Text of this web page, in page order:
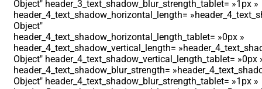
Object″ header_3_text_shadow_blur_strength_tablet= »1px »
header_4_text_shadow_horizontal_length=
Object″
header_4_text_shadow_horizontal_length_tablet= »0px »
header_4_text_shadow_vertical_length=
Object″ header_4_text_shadow_vertical_length_tablet= »0px
header_4_text_shadow_blur_strength=
Object″ header_4_text_shadow_blur_strength_tablet= »1px »